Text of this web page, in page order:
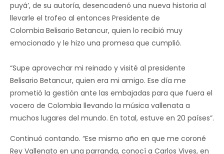
puyá’, de su autoría, desencadenó una nueva historia al
llevarle el trofeo al entonces Presidente de
Colombia Belisario Betancur, quien lo recibió muy
emocionado y le hizo una promesa que cumplió.
“Supe aprovechar mi reinado y visité al presidente
Belisario Betancur, quien era mi amigo. Ese día me
prometió la gestión ante las embajadas para que fuera el
vocero de Colombia llevando la música vallenata a
muchos lugares del mundo. En total, estuve en 20 países”.
Continuó contando. “Ese mismo año en que me coroné
Rey Vallenato en una parranda, conocí a Carlos Vives, en